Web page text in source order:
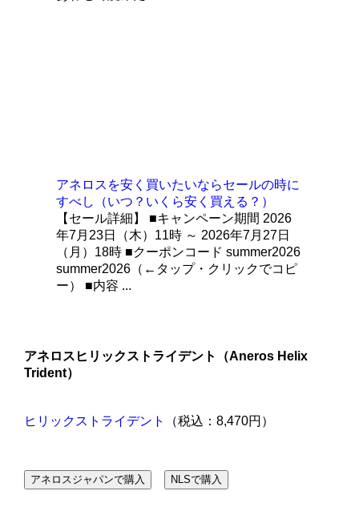
アネロスを安く買いたいならセールの時に
すべし（いつ？いくら安く買える？）
【セール詳細】 ■キャンペーン期間 2026
年7月23日（木）11時 ～ 2026年7月27日
（月）18時 ■クーポンコード summer2026
summer2026（←タップ・クリックでコピ
ー） ■内容 ...
アネロスヒリックストライデント（Aneros Helix
Trident）
ヒリックストライデント （税込：8,470円）
アネロスジャパンで購入 NLSで購入